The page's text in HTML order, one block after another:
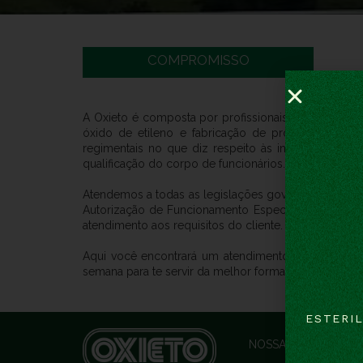
COMPROMISSO
A Oxieto é composta por profissionais do mais
óxido de etileno e fabricação de produtos para
regimentais no que diz respeito às instalações,
qualificação do corpo de funcionários.
Atendemos a todas as legislações governamentais,
Autorização de Funcionamento Especial (AFE),
atendimento aos requisitos do cliente.
Aqui você encontrará um atendimento
semana para te servir da melhor forma.
NOSSA EMPRESA